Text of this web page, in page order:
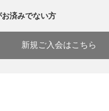
済みでない方
新規ご入会はこちら